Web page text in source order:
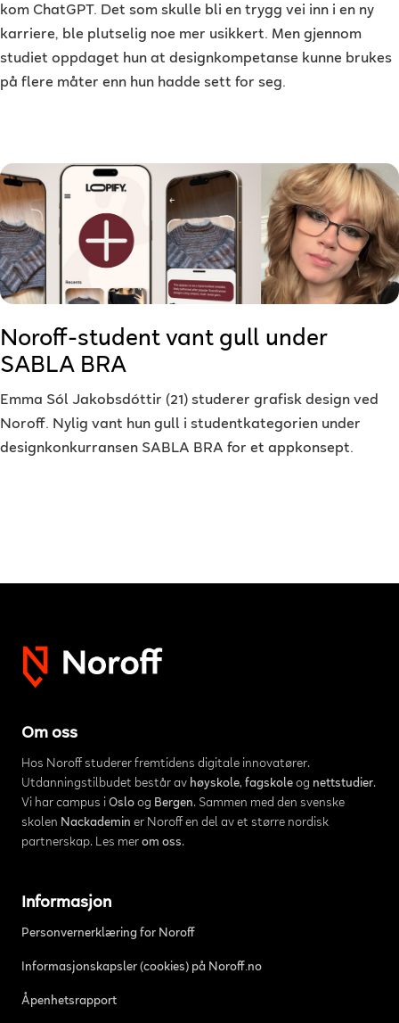
kom ChatGPT. Det som skulle bli en trygg vei inn i en ny
karriere, ble plutselig noe mer usikkert. Men gjennom
studiet oppdaget hun at designkompetanse kunne brukes
på flere måter enn hun hadde sett for seg.
Noroff-student vant gull under
SABLA BRA
Emma Sól Jakobsdóttir (21) studerer grafisk design ved
Noroff. Nylig vant hun gull i studentkategorien under
designkonkurransen SABLA BRA for et appkonsept.
Om oss
Hos Noroff studerer fremtidens digitale innovatører.
Utdanningstilbudet består av høyskole, fagskoleog nettstudier.
Vi har campus i Osloog Bergen. Sammen med den svenske
skolen Nackademin er Noroff en del av et større nordisk
partnerskap. Les mer om oss.
Informasjon
Personvernerklæring for Noroff
Informasjonskapsler (cookies) på Noroff.no
Åpenhetsrapport